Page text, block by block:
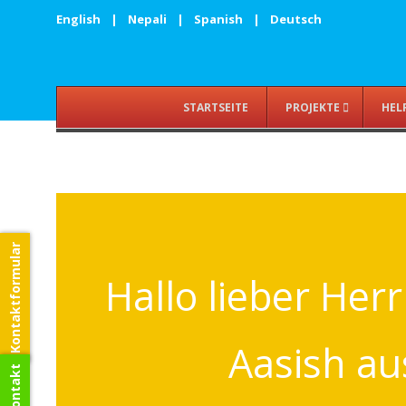
English | Nepali | Spanish | Deutsch
STARTSEITE PROJEKTE
Hallo lieber
Aasish
Kontaktformular